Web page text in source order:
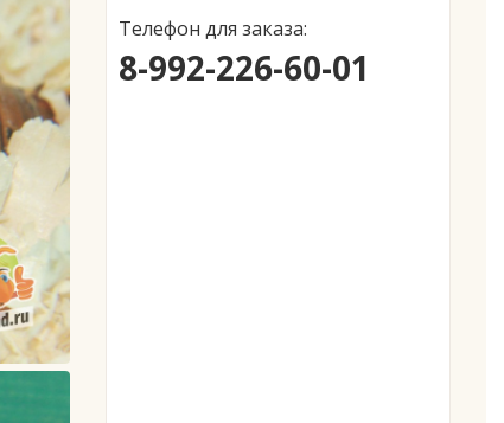
Телефон для заказа:
8-992-226-60-01